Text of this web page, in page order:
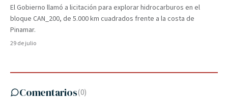
El Gobierno llamó a licitación para explorar hidrocarburos en el
bloque CAN_200, de 5.000 km cuadrados frente a la costa de
Pinamar.
29 de julio
Comentarios(0)